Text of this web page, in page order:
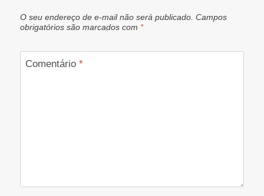
O seu endereço de e-mail não será publicado. Campos
obrigatórios são marcados com *
Comentário *